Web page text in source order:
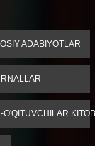
ADABIYOTLAR
O'QITUVCHILAR